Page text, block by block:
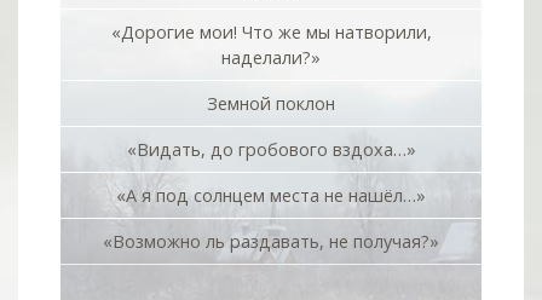
«Дорогие мои! Что же мы натворили,
наделали?»
Земной поклон
«Видать, до гробового вздоха…»
«А я под солнцем места не нашёл…»
«Возможно ль раздавать, не получая?»